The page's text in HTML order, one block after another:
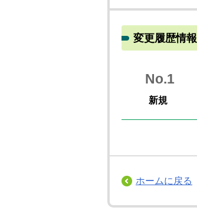
変更履歴情報
No.1
新規
ホームに戻る